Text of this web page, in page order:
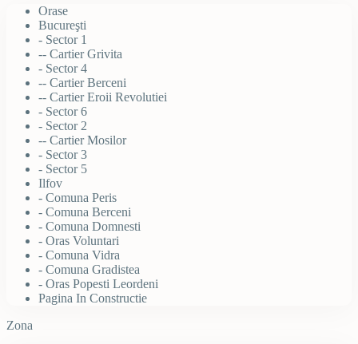
Orase
Bucureşti
- Sector 1
-- Cartier Grivita
- Sector 4
-- Cartier Berceni
-- Cartier Eroii Revolutiei
- Sector 6
- Sector 2
-- Cartier Mosilor
- Sector 3
- Sector 5
Ilfov
- Comuna Peris
- Comuna Berceni
- Comuna Domnesti
- Oras Voluntari
- Comuna Vidra
- Comuna Gradistea
- Oras Popesti Leordeni
Pagina In Constructie
Zona